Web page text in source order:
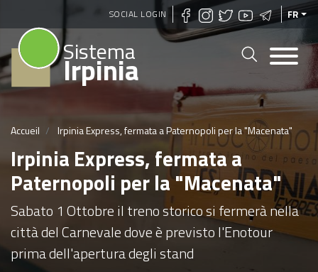
Aller
au
contenu
SOCIAL LOGIN FR
Sistema
Irpinia
Accueil Irpinia Express, fermata a Paternopoli per la "Macenata"
Irpinia Express, fermata a
Paternopoli per la "Macenata"
Sabato 1 Ottobre il treno storico si fermerà nella
città del Carnevale dove è previsto l'Enotour
prima dell'apertura degli stand